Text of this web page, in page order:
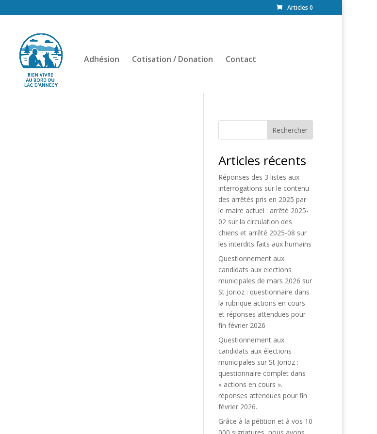
Articles 0
Adhésion Cotisation / Donation Contact
Rechercher
Articles récents
Réponses des 3 listes aux
interrogations sur le contenu
des arrêtés pris en 2025 par
le maire actuel : arrêté 2025-
02 sur la circulation des
chiens et arrêté 2025-08 sur
les interdits faits aux humains
Questionnement aux
candidats aux elections
municipales de mars 2026 sur
St Jorioz : questionnaire dans
la rubrique actions en cours
et réponses attendues pour
fin février 2026
Questionnement aux
candidats aux élections
municipales sur St Jorioz :
questionnaire complet dans
« actions en cours ».
réponses attendues pour fin
février 2026.
Grâce à la pétition et à vos 10